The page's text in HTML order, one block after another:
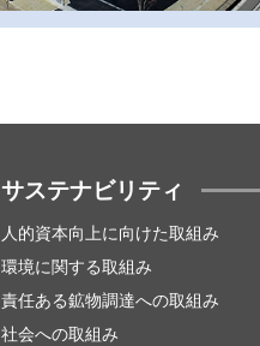
サステナビリティ
人的資本向上に向けた取組み
環境に関する取組み
責任ある鉱物調達への取組み
社会への取組み